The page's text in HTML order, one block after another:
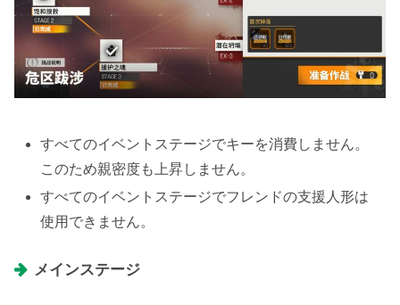
すべてのイベントステージでキーを消費しません。
このため親密度も上昇しません。
すべてのイベントステージでフレンドの支援人形は
使用できません。
メインステージ